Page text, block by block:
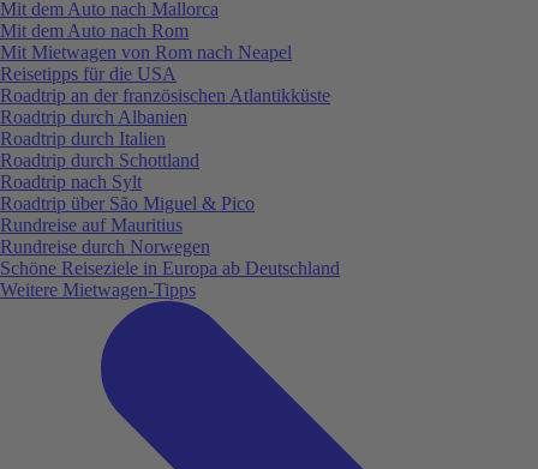
Mit dem Auto nach Mallorca
Mit dem Auto nach Rom
Mit Mietwagen von Rom nach Neapel
Reisetipps für die USA
Roadtrip an der französischen Atlantikküste
Roadtrip durch Albanien
Roadtrip durch Italien
Roadtrip durch Schottland
Roadtrip nach Sylt
Roadtrip über São Miguel & Pico
Rundreise auf Mauritius
Rundreise durch Norwegen
Schöne Reiseziele in Europa ab Deutschland
Weitere Mietwagen-Tipps